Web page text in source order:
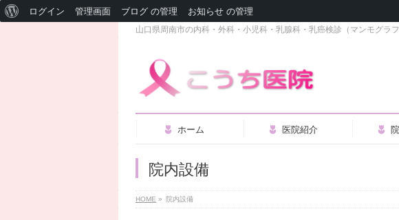
山口県周南市の内科・外科・小児科・乳腺科・乳癌検診（マンモグ
ホーム 医院紹介
院内設備
HOME » 院内設備
WordPress
ログイン 管理画面 ブログ の管理 お知らせ の管理